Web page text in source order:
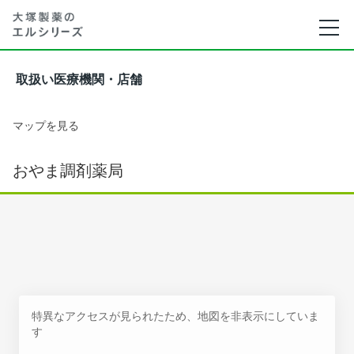
取扱い医療機関・店舗
マップを見る
おやま調剤薬局
特異なアクセスが見られたため、地図を非表示にしていま
す